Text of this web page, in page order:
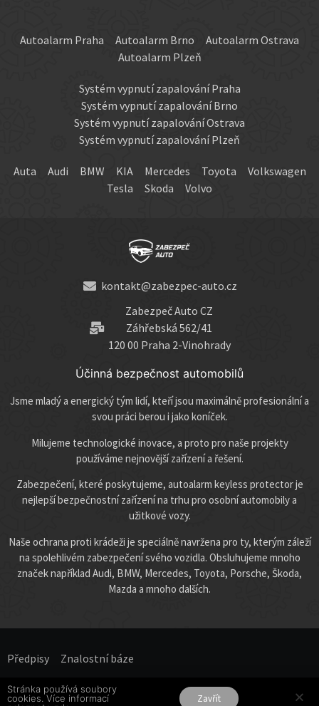
Autoalarm Praha Autoalarm Brno
Autoalarm Ostrava
Autoalarm Plzeň
Systém vypnutí zapalování Praha
Systém vypnutí zapalování Brno
Systém vypnutí zapalování Ostrava
Systém vypnutí zapalování Plzeň
Auta Audi BMW KIA Mercedes Toyota
Volkswagen
Tesla
Skoda Volvo
kontakt@zabezpec-auto.cz
Zabezpeč Auto CZ
Záhřebská 562/41
120 00 Praha 2-Vinohrady
Účinná bezpečnost automobilů
Jsme mladý a energický tým lidí, kteří jsou maximálně profesionální a
svou práci berou i jako koníček.
Milujeme technologické inovace, a proto pro naše projekty
používáme nejnovější zařízení a řešení.
Zabezpečení, které poskytujeme, autoalarm keyless protector je
nejlepší bezpečnostní zařízení na trhu pro osobní automobily a
užitkové vozy.
Naše ochrana proti krádeži je speciálně navržena pro ty, kterým záleží
na spolehlivém zabezpečení svého vozidla. Obsluhujeme mnoho
značek například Audi, BMW, Mercedes, Toyota, Porsche, Škoda,
Mazda a mnoho dalších.
Předpisy Znalostní báze​
Všechna práva vyhrazena.
Stránka používá soubory
cookies. Více informací
Zavřít